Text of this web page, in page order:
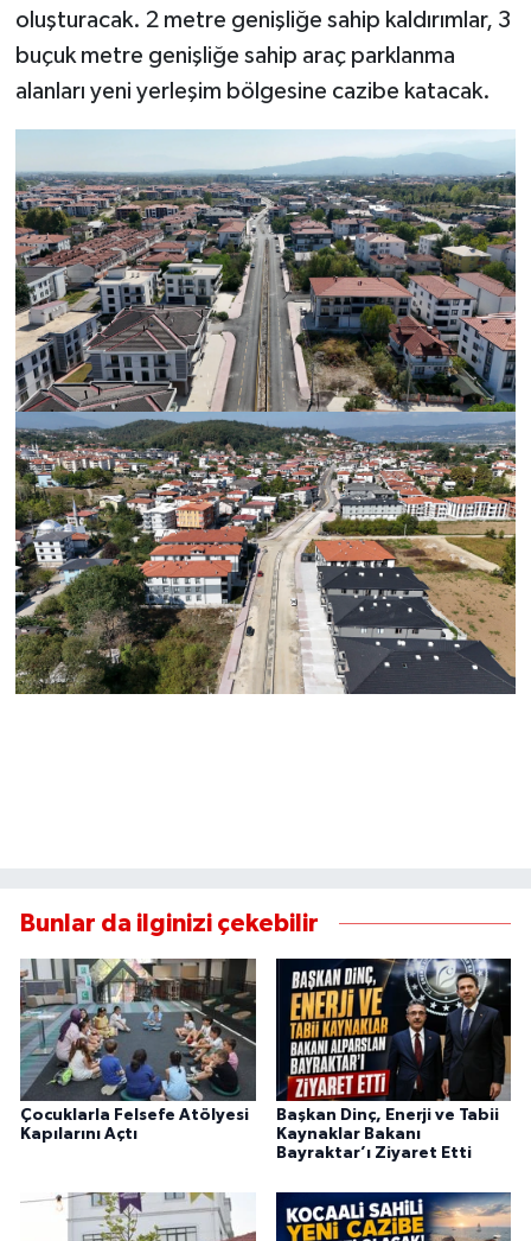
oluşturacak. 2 metre genişliğe sahip kaldırımlar, 3
buçuk metre genişliğe sahip araç parklanma
alanları yeni yerleşim bölgesine cazibe katacak.
Bunlar da ilginizi çekebilir
Çocuklarla Felsefe Atölyesi
Kapılarını Açtı
Başkan Dinç, Enerji ve Tabii
Kaynaklar Bakanı
Bayraktar’ı Ziyaret Etti